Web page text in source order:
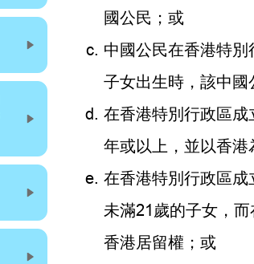
國公民；或
中國公民在香港特
子女出生時，該中
在香港特別行政區
年或以上，並以香
在香港特別行政區
未滿21歲的子女，
香港居留權；或